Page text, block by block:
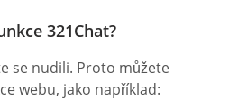
321Chat?
se nudili. Proto můžete
webu, jako například: